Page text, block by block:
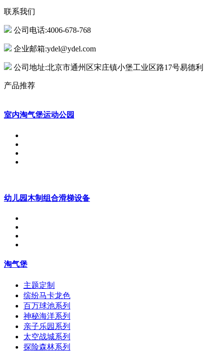
联系我们
公司电话:4006-678-768
企业邮箱:ydel@ydel.com
公司地址:北京市通州区宋庄镇小堡工业区路17号易德利
产品推荐
室内淘气堡运动公园
幼儿园木制组合滑梯设备
淘气堡
主题定制
缤纷马卡龙色
百万球池系列
神秘海洋系列
亲子乐园系列
太空战城系列
探险森林系列